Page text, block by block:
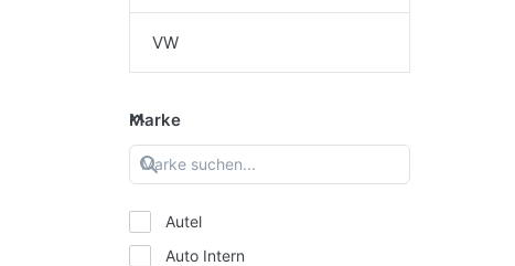
VW
Marke
Autel
Auto Intern